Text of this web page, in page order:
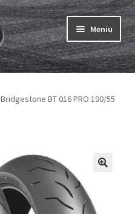
Meniu
menu
menu
Bridgestone BT 016 PRO 190/55